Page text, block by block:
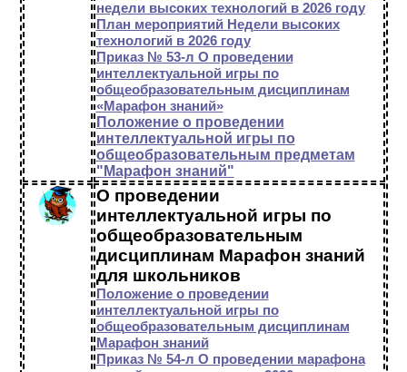
недели высоких технологий в 2026 году
План мероприятий Недели высоких
технологий в 2026 году
Приказ № 53-л О проведении
интеллектуальной игры по
общеобразовательным дисциплинам
«Марафон знаний»
Положение о проведении
интеллектуальной игры по
общеобразовательным предметам
"Марафон знаний"
О проведении
интеллектуальной игры по
общеобразовательным
дисциплинам Марафон знаний
для школьников
Положение о проведении
интеллектуальной игры по
общеобразовательным дисциплинам
Марафон знаний
Приказ № 54-л О проведении марафона